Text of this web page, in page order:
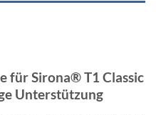
für Sirona® T1 Classic
Unterstützung